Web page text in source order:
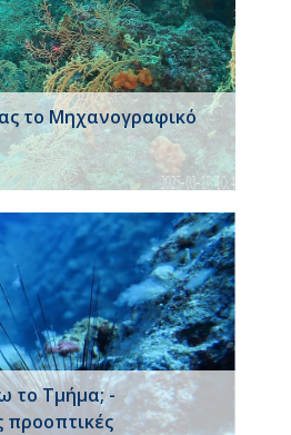
το Μηχανογραφικό
το Τμήμα; -
προοπτικές